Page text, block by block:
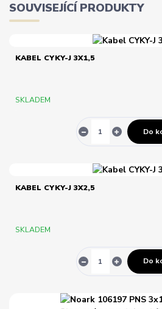
SOUVISEJÍCÍ PRODUKTY
KABEL CYKY-J 3X1,5
SKLADEM
Do
KABEL CYKY-J 3X2,5
SKLADEM
Do